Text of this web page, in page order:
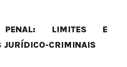
PENAL: LIMITES E
JURÍDICO-CRIMINAIS